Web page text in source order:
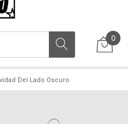
0
Del Lado Oscuro